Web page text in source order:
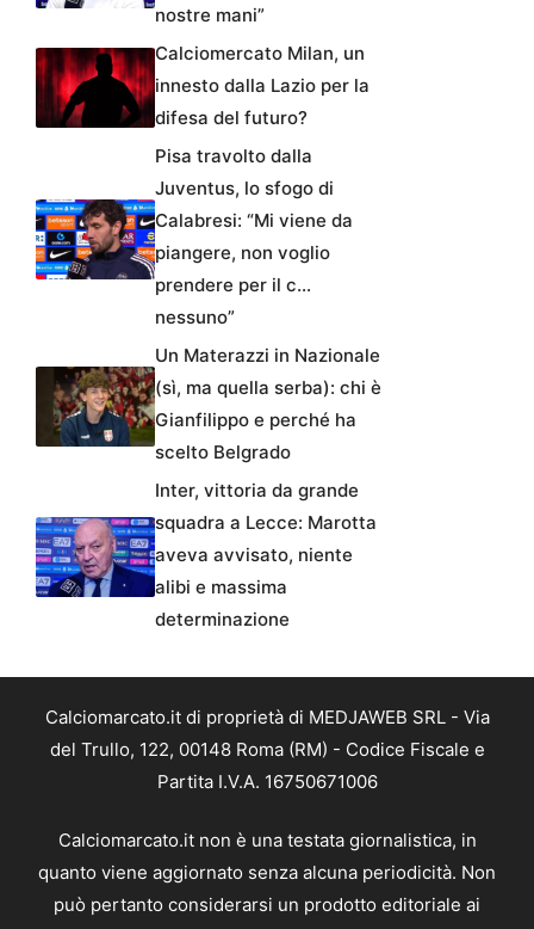
nostre mani”
Calciomercato Milan, un
innesto dalla Lazio per la
difesa del futuro?
Pisa travolto dalla
Juventus, lo sfogo di
Calabresi: “Mi viene da
piangere, non voglio
prendere per il c…
nessuno”
Un Materazzi in Nazionale
(sì, ma quella serba): chi è
Gianfilippo e perché ha
scelto Belgrado
Inter, vittoria da grande
squadra a Lecce: Marotta
aveva avvisato, niente
alibi e massima
determinazione
Calciomarcato.it di proprietà di MEDJAWEB SRL - Via
del Trullo, 122, 00148 Roma (RM) - Codice Fiscale e
Partita I.V.A. 16750671006
Calciomarcato.it non è una testata giornalistica, in
quanto viene aggiornato senza alcuna periodicità. Non
può pertanto considerarsi un prodotto editoriale ai